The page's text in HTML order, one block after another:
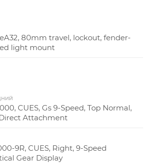
80mm travel, lockout, fender-
light mount
CUES, Gs 9-Speed, Top Normal,
Attachment
9R, CUES, Right, 9-Speed
Gear Display